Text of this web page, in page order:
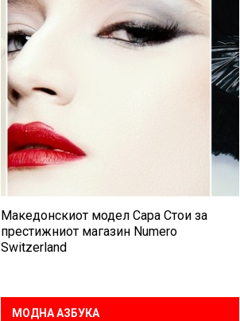
Македонскиот модел Сара Стои за
престижниот магазин Numero
Switzerland
МОДНА АЗБУКА